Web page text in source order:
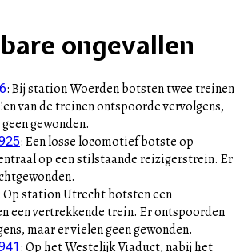
ongevallen
:Bij station Woerden botsten twee treinen
van de treinen ontspoorde vervolgens,
gewonden.
:Een losse locomotief botste op
op een stilstaande reizigerstrein. Er
Op station Utrecht botsten een
een vertrekkende trein. Er ontspoorden
maar er vielen geen gewonden.
:Op het Westelijk Viaduct, nabij het